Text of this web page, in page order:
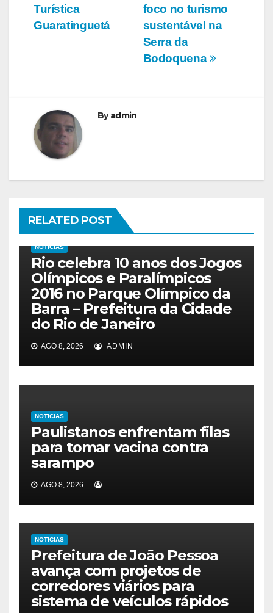
foco no turismo
sustentável na
Serra da
Bodoquena
Turística
Guaratinguetá
Byadmin
RELATED POST
NOTICIAS
Rio celebra 10 anos dos Jogos
Olímpicos e Paralímpicos
2016 no Parque Olímpico da
Barra – Prefeitura da Cidade
do Rio de Janeiro
AGO 8, 2026 ADMIN
NOTICIAS
Paulistanos enfrentam filas
para tomar vacina contra
sarampo
AGO 8, 2026
NOTICIAS
Prefeitura de João Pessoa
avança com projetos de
corredores viários para
sistema de veículos rápidos